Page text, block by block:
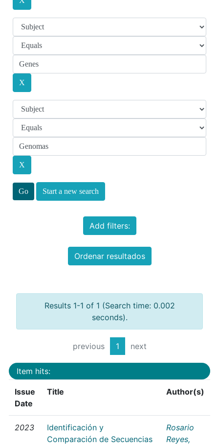
Start a new search
Add filters:
Ordenar resultados
Results 1-1 of 1 (Search time: 0.002
seconds).
previous 1 next
Item hits:
Issue
Date
Title Author(s)
2023
Identificación y
Comparación de Secuencias
Rosario
Reyes,